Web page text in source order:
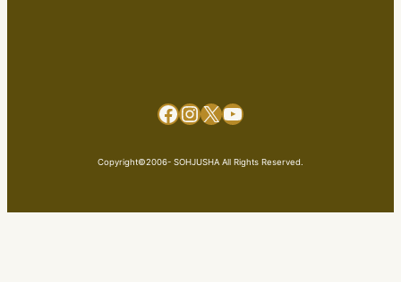
Facebook
Instagram
X YouTube
Copyright©2006- SOHJUSHA All Rights Reserved.